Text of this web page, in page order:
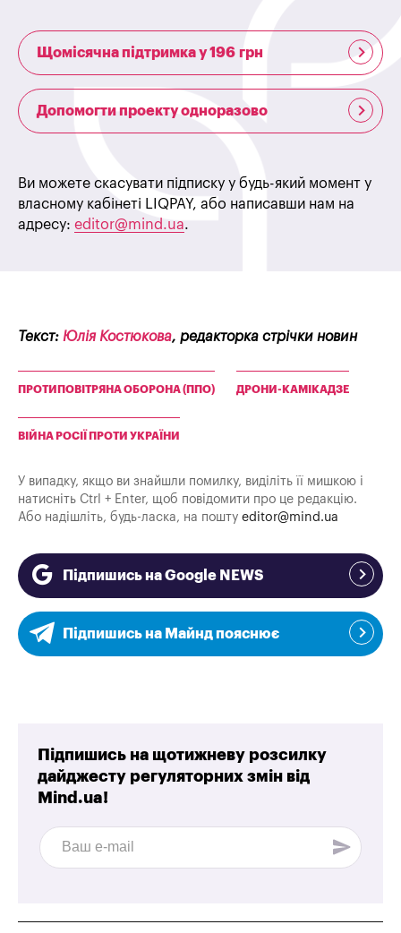
Щомісячна підтримка у 196 грн
Допомогти проекту одноразово
Ви можете скасувати підписку у будь-який момент у
власному кабінеті LIQPAY, або написавши нам на
адресу: editor@mind.ua.
Текст: Юлія Костюкова, редакторка стрічки новин
ПРОТИПОВІТРЯНА ОБОРОНА (ППО) ДРОНИ-КАМІКАДЗЕ
ВІЙНА РОСІЇ ПРОТИ УКРАЇНИ
У випадку, якщо ви знайшли помилку, виділіть її мишкою і
натисніть Ctrl + Enter, щоб повідомити про це редакцію.
Або надішліть, будь-ласка, на пошту editor@mind.ua
Підпишись на Google NEWS
Підпишись на Майнд пояснює
Підпишись на щотижневу розсилку
дайджесту регуляторних змін від
Mind.ua!